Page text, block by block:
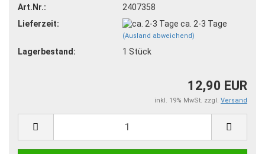
Art.Nr.:
2407358
Lieferzeit:
ca. 2-3 Tage
(Ausland abweichend)
Lagerbestand: 1 Stück
12,90 EUR
inkl. 19% MwSt. zzgl. Versand